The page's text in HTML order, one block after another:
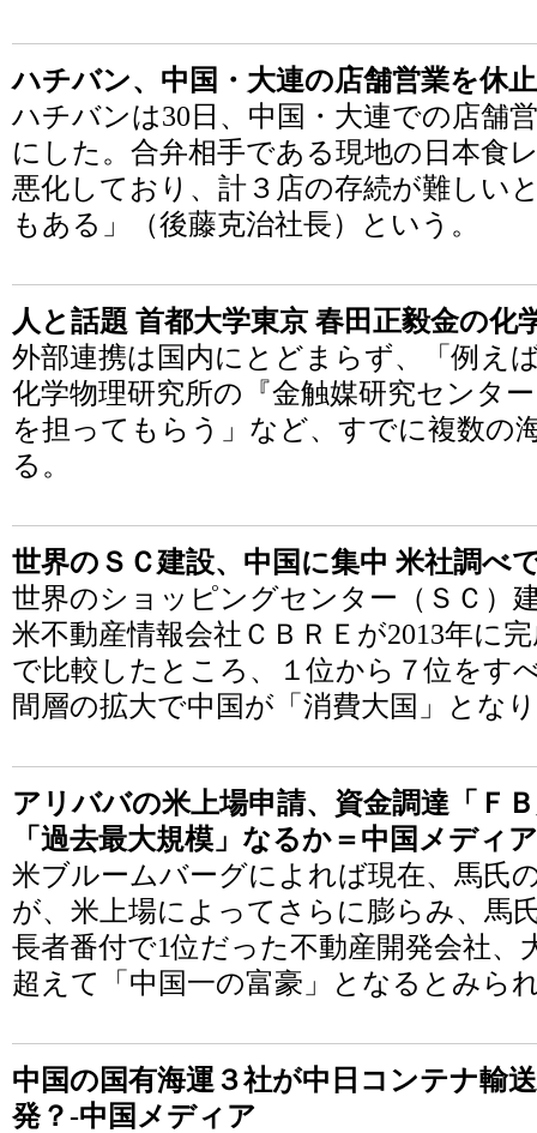
ハチバン、中国・大連の店舗営業を休止
ハチバンは30日、中国・大連での店舗
にした。合弁相手である現地の日本食
悪化しており、計３店の存続が難しい
もある」（後藤克治社長）という。
人と話題 首都大学東京 春田正毅金の化
外部連携は国内にとどまらず、「例え
化学物理研究所の『金触媒研究センタ
を担ってもらう」など、すでに複数の
る。
世界のＳＣ建設、中国に集中 米社調べ
世界のショッピングセンター（ＳＣ）
米不動産情報会社ＣＢＲＥが2013年に
で比較したところ、１位から７位をす
間層の拡大で中国が「消費大国」とな
アリババの米上場申請、資金調達「Ｆ
「過去最大規模」なるか＝中国メディア
米ブルームバーグによれば現在、馬氏
が、米上場によってさらに膨らみ、馬
長者番付で1位だった不動産開発会社、
超えて「中国一の富豪」となるとみら
中国の国有海運３社が中日コンテナ輸
発？-中国メディア